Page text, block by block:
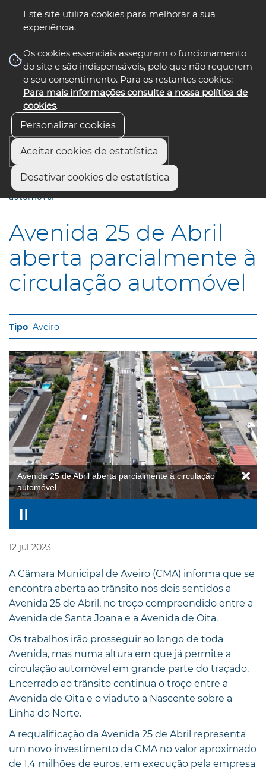
Este site utiliza cookies para melhorar a sua
experiência.
Os cookies essenciais asseguram o funcionamento
do site e são indispensáveis, pelo que não requerem
o seu consentimento. Para os restantes cookies:
Para mais informações consulte a nossa política de
cookies.
Personalizar cookies
Aceitar cookies de estatística
Desativar cookies de estatística
nos select language
Início
Avenida 25 de Abril aberta parcialmente à circulação
automóvel
Avenida 25 de Abril
aberta parcialmente à
circulação automóvel
Aveiro
Avenida 25 de Abril aberta parcialmente à circulação
automóvel
12 jul 2023
A Câmara Municipal de Aveiro (CMA) informa que se
encontra aberta ao trânsito nos dois sentidos a
Avenida 25 de Abril, no troço compreendido entre a
Avenida de Santa Joana e a Avenida de Oita.
Os trabalhos irão prosseguir ao longo de toda
Avenida, mas numa altura em que já permite a
circulação automóvel em grande parte do traçado.
Encerrado ao trânsito continua o troço entre a
Avenida de Oita e o viaduto a Nascente sobre a
Linha do Norte.
A requalificação da Avenida 25 de Abril representa
um novo investimento da CMA no valor aproximado
de 1,4 milhões de euros, em execução pela empresa